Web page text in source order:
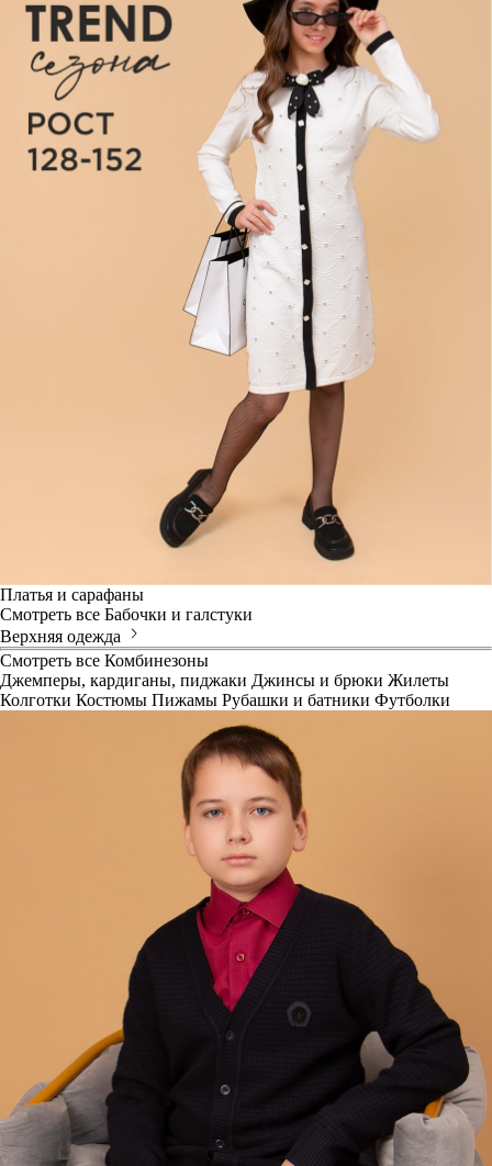
Платья и сарафаны
Смотреть все Бабочки и галстуки
Верхняя одежда
Смотреть все Комбинезоны
Джемперы, кардиганы, пиджаки Джинсы и брюки Жилеты
Колготки Костюмы Пижамы Рубашки и батники Футболки